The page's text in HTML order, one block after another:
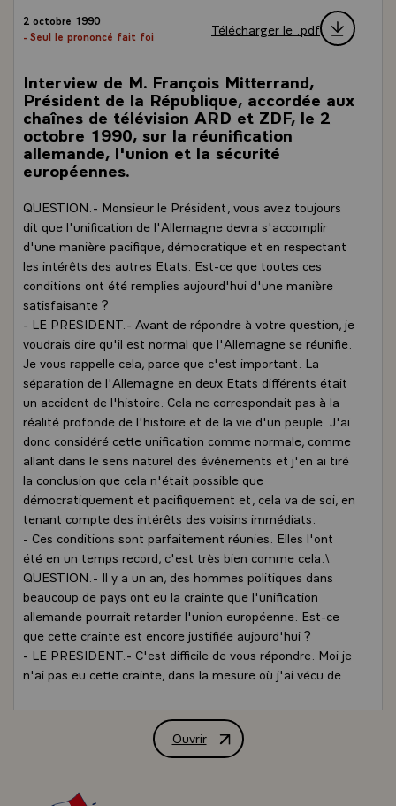
2 octobre 1990
- Seul le prononcé fait foi
Télécharger le .pdf
Interview de M. François Mitterrand,
Président de la République, accordée aux
chaînes de télévision ARD et ZDF, le 2
octobre 1990, sur la réunification
allemande, l'union et la sécurité
européennes.
QUESTION.- Monsieur le Président, vous avez toujours
dit que l'unification de l'Allemagne devra s'accomplir
d'une manière pacifique, démocratique et en respectant
les intérêts des autres Etats. Est-ce que toutes ces
conditions ont été remplies aujourd'hui d'une manière
satisfaisante ?
- LE PRESIDENT.- Avant de répondre à votre question, je
voudrais dire qu'il est normal que l'Allemagne se réunifie.
Je vous rappelle cela, parce que c'est important. La
séparation de l'Allemagne en deux Etats différents était
un accident de l'histoire. Cela ne correspondait pas à la
réalité profonde de l'histoire et de la vie d'un peuple. J'ai
donc considéré cette unification comme normale, comme
allant dans le sens naturel des événements et j'en ai tiré
la conclusion que cela n'était possible que
démocratiquement et pacifiquement et, cela va de soi, en
tenant compte des intérêts des voisins immédiats.
- Ces conditions sont parfaitement réunies. Elles l'ont
été en un temps record, c'est très bien comme cela.\
QUESTION.- Il y a un an, des hommes politiques dans
beaucoup de pays ont eu la crainte que l'unification
allemande pourrait retarder l'union européenne. Est-ce
que cette crainte est encore justifiée aujourd'hui ?
- LE PRESIDENT.- C'est difficile de vous répondre. Moi je
n'ai pas eu cette crainte, dans la mesure où j'ai vécu de
M. Genscher, et j'ai toujours entendu le même thème :
l'unité allemande et l'unité européenne vont de pair. Je
large part à l'Allemagne fédérale comme à la France. Ce
Ouvrir
Interview de M. François Mitterrand,